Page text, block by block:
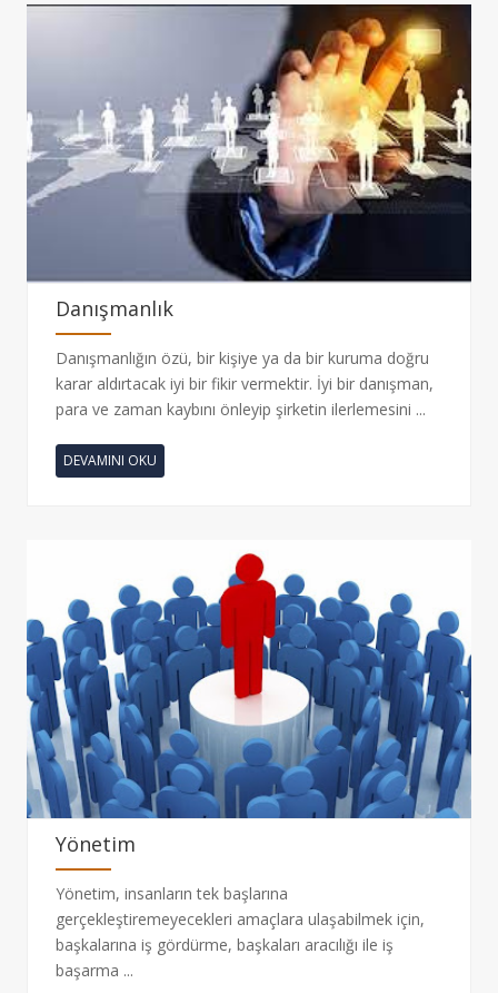
Danışmanlık
Danışmanlığın özü, bir kişiye ya da bir kuruma doğru
karar aldırtacak iyi bir fikir vermektir. İyi bir danışman,
para ve zaman kaybını önleyip şirketin ilerlemesini ...
DEVAMINI OKU
Yönetim
Yönetim, insanların tek başlarına
gerçekleştiremeyecekleri amaçlara ulaşabilmek için,
başkalarına iş gördürme, başkaları aracılığı ile iş
başarma ...